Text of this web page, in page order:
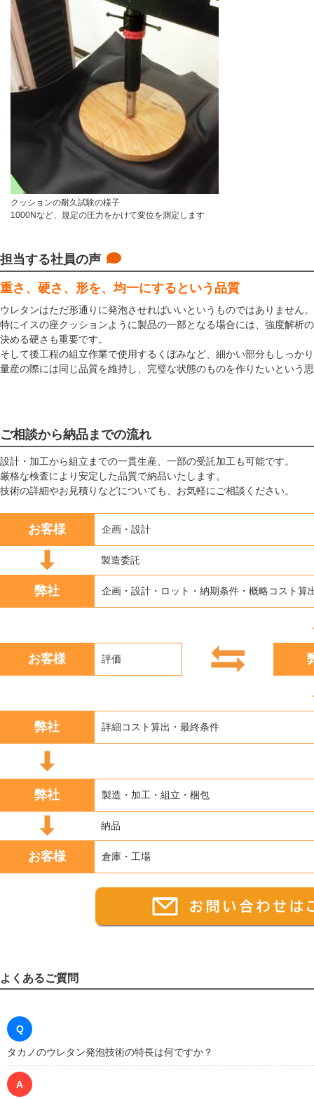
クッションの耐久試験の様子
1000Nなど、規定の圧力をかけて変位を測定します
担当する社員の声
重さ、硬さ、形を、均一にするという品質
ウレタンはただ形通りに発泡させればいいというものではありません。
特にイスの座クッションように製品の一部となる場合には、強度解析
決める硬さも重要です。
そして後工程の組立作業で使用するくぼみなど、細かい部分もしっか
量産の際には同じ品質を維持し、完璧な状態のものを作りたいという
ご相談から納品までの流れ
設計・加工から組立までの一貫生産、一部の受託加工も可能です。
厳格な検査により安定した品質で納品いたします。
技術の詳細やお見積りなどについても、お気軽にご相談ください。
お客様 企画・設計
製造委託
弊社 企画・設計・ロット・納期条件・概略コスト算
お客様 評価
弊社 詳細コスト算出・最終条件
弊社 製造・加工・組立・梱包
納品
お客様 倉庫・工場
よくあるご質問
Q
タカノのウレタン発泡技術の特長は何ですか？
A